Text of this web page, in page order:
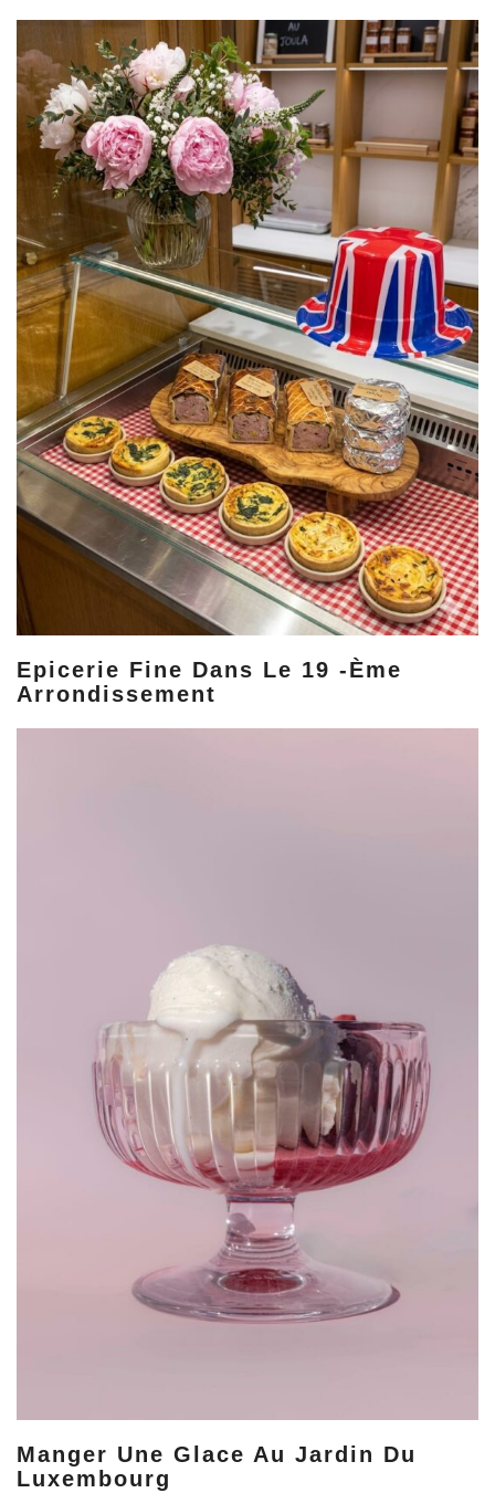
Epicerie Fine Dans Le 19 -ème
Arrondissement
Manger Une Glace Au Jardin Du
Luxembourg